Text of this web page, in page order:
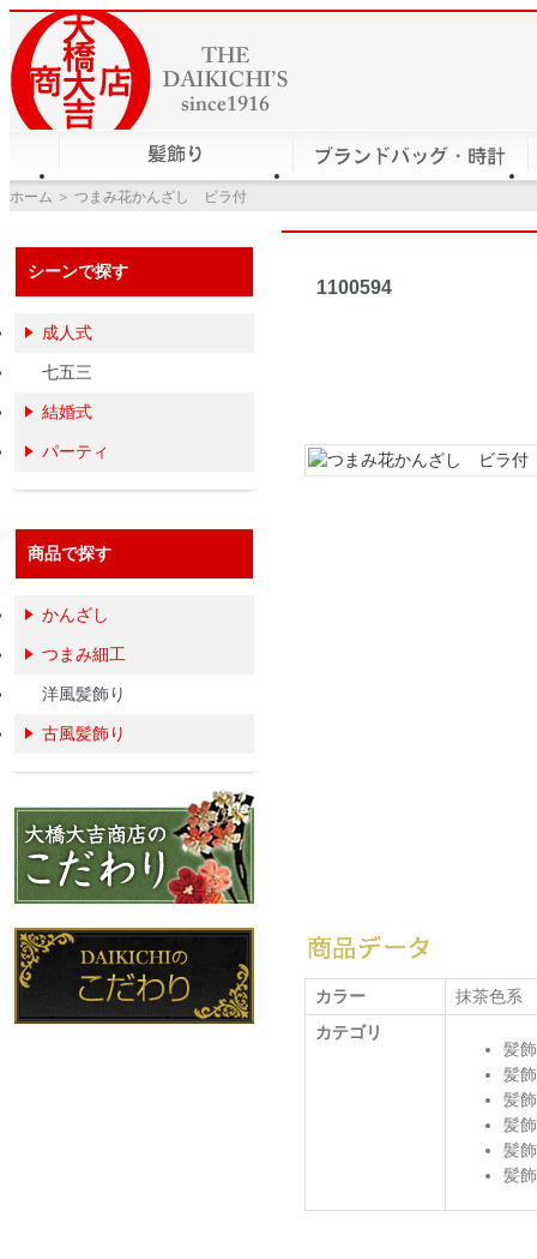
ホーム ＞ つまみ花かんざし ビラ付
1100594
カラー
抹茶色系
カテゴリ
髪
髪
髪
髪
髪
髪
シーンで探す
成人式
七五三
結婚式
パーティ
商品で探す
かんざし
つまみ細工
洋風髪飾り
古風髪飾り